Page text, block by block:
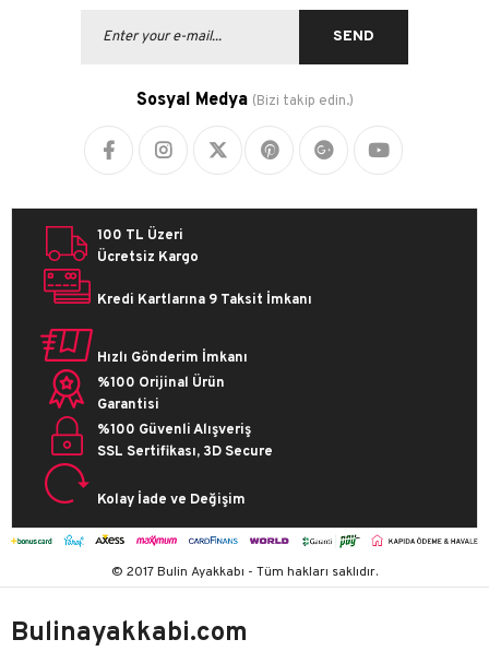
SEND
Sosyal Medya (Bizi takip edin.)
100 TL Üzeri
Ücretsiz Kargo
Kredi Kartlarına 9 Taksit İmkanı
Hızlı Gönderim İmkanı
%100 Orijinal Ürün
Garantisi
%100 Güvenli Alışveriş
SSL Sertifikası, 3D Secure
Kolay İade ve Değişim
© 2017 Bulin Ayakkabı - Tüm hakları saklıdır.
Bulinayakkabi.com